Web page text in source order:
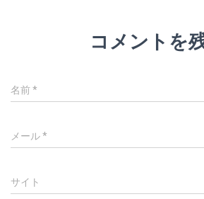
コメントを
名前*
メール*
サイト